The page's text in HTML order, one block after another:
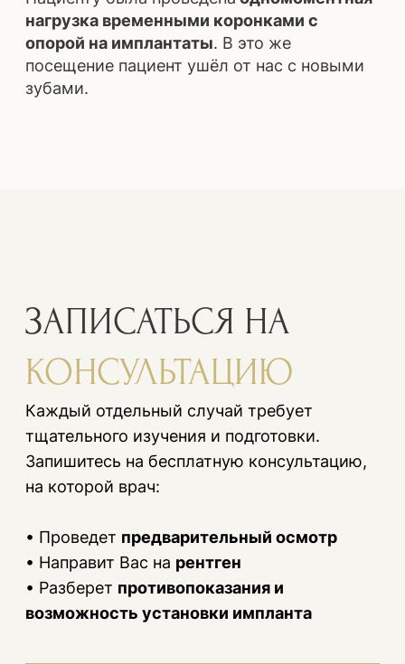
ЕСТЬ ВОПРОС?
НАПИШИТЕ НАМ.
ЗАПОЛНИТЕ ФОРМУ И МЫ
СВЯЖЕМСЯ С ВАМИ